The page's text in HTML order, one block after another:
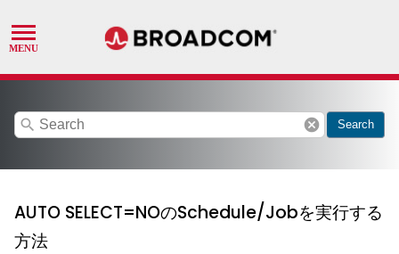
search cancel Search
AUTO SELECT=NOのSchedule/Jobを実行する
方法